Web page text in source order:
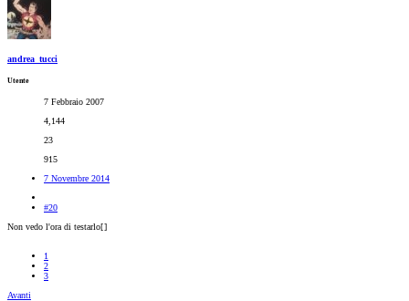
andrea_tucci
Utente
7 Febbraio 2007
4,144
23
915
7 Novembre 2014
#20
Non vedo l'ora di testarlo[]
1
2
3
Avanti